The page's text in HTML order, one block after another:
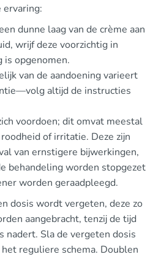
dunne laag van de crème aan
wrijf deze voorzichtig in
opgenomen.
van de aandoening varieert
altijd de instructies
voordoen; dit omvat meestal
of irritatie. Deze zijn
van ernstigere bijwerkingen,
behandeling worden stopgezet
worden geraadpleegd.
dosis wordt vergeten, deze zo
aangebracht, tenzij de tijd
nadert. Sla de vergeten dosis
reguliere schema. Doublen